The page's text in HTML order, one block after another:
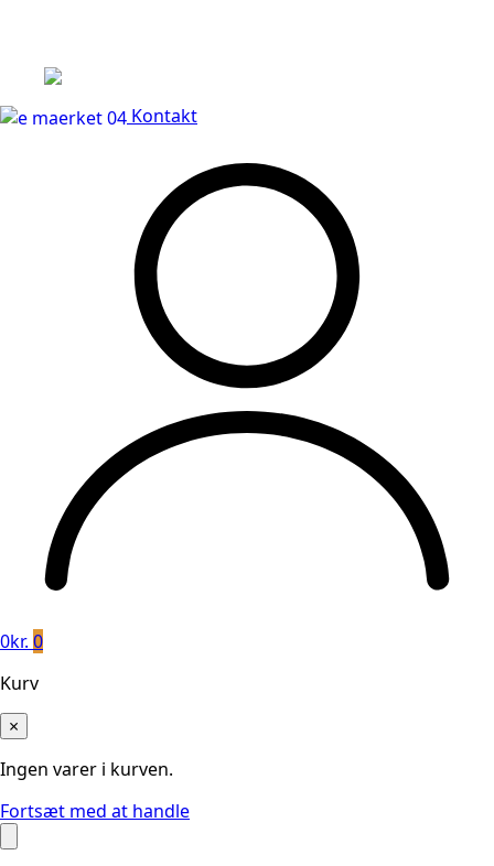
Kontakt
0kr. 0
Kurv
×
Ingen varer i kurven.
Fortsæt med at handle